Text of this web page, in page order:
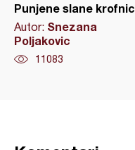
Punjene slane
Autor: Snezana
Poljakovic
11083